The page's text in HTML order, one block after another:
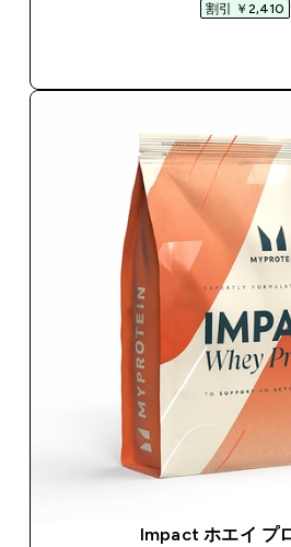
割引 ￥2,410‎
Impact ホエイ プ